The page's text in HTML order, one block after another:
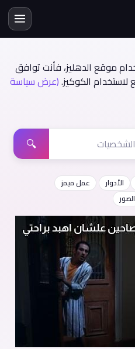
موقع الدهليز، فأنت توافق
الكوكيز.(عرض سياسة
🔍
الأدوار
عمل ميمز
الصور